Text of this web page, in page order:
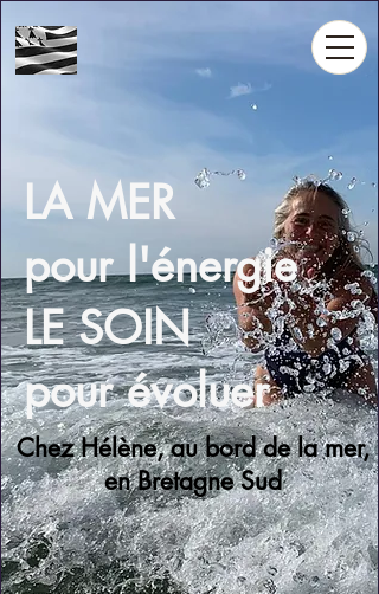
LA MER
pour l'énergie
LE SOIN
pour évoluer
Chez Hélène, au bord de la mer,
en Bretagne Sud